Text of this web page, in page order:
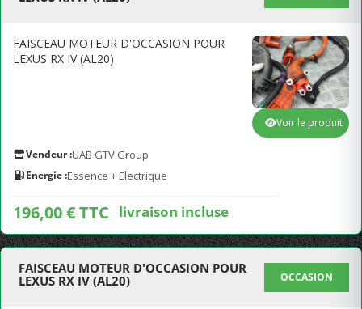
FAISCEAU MOTEUR D'OCCASION POUR
LEXUS RX IV (AL20)
Vendeur :UAB GTV Group
Energie :Essence + Electrique
196,00 € TTC livraison incluse
Voir le produit
FAISCEAU MOTEUR D'OCCASION POUR
LEXUS RX IV (AL20)
OCCASION